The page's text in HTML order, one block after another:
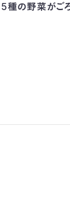
の野菜がご